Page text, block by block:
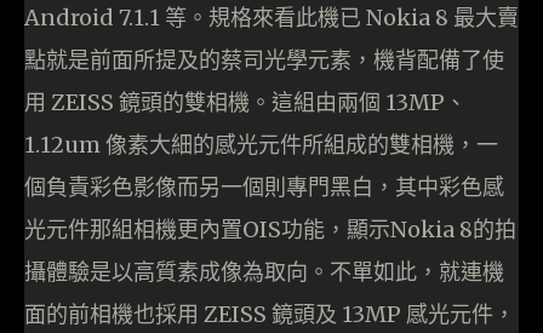
Android 7.1.1 等。規格來看此機已 Nokia 8 最大賣
點就是前面所提及的蔡司光學元素，機背配備了使
用 ZEISS 鏡頭的雙相機。這組由兩個 13MP、
1.12um 像素大細的感光元件所組成的雙相機，一
個負責彩色影像而另一個則專門黑白，其中彩色感
光元件那組相機更內置OIS功能，顯示Nokia 8的拍
攝體驗是以高質素成像為取向。不單如此，就連機
面的前相機也採用 ZEISS 鏡頭及 13MP 感光元件，